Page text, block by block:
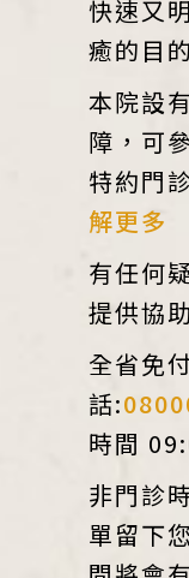
快速又
癒的目
本院設
障，可
特約門
解更多
有任何
提供協
全省免
話:
時間
非門診
單留下